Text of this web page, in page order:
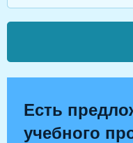
Есть
учебного